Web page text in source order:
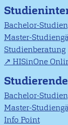
Bachelor-
Master-
Studienberatung
HISinOne
Studierende
Bachelor-
Master-
Info Point